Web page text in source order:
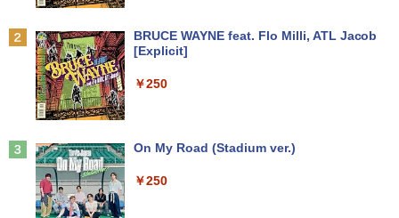
中古パソコン 東芝TOSHIBA ノートパソ
載 第11世代i5 メモリ 8GB SSD 256GB
超得2,000円OFF&P2倍｜Windows11正
第8世代｜HP 中古デスクトップパソコン
可能｜デスクトップ 中古｜中古PC
￥34,800
2
元！】モバイルモニター 15.6 インチ FH
D 1920×1080 1080P Fast IPS パネル 非
g スピーカー内蔵 Type-C/HDMI 接続 PS
￥1,760
[ 十夜 ]
￥1,430
Anker Soundcore P31i ブラック
Anker Soundcore Liberty 5 ミッドナイトブ
BRUCE WAYNE feat. Flo Milli, ATL Jacob
[Explicit]
￥250
On My Road (Stadium ver.)
￥250